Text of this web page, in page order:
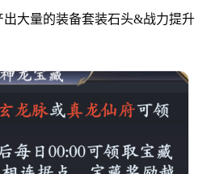
大量的装备套装石头&战力提升